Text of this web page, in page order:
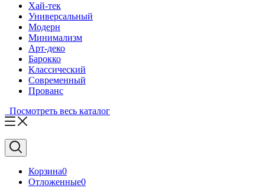
Хай-тек
Универсальный
Модерн
Минимализм
Арт-деко
Барокко
Классический
Современный
Прованс
Посмотреть весь каталог
Корзина0
Отложенные0